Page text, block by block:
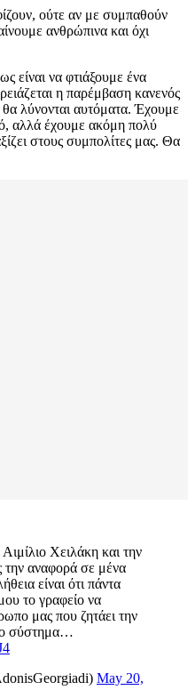
ούτε αν με συμπαθούν
ανθρώπινα και όχι
είναι να φτιάξουμε ένα
η παρέμβαση κανενός
λύνονται αυτόματα. Έχουμε
αλλά έχουμε ακόμη πολύ
στους συμπολίτες μας. Θα
Χειλάκη και την
την αναφορά σε μένα
είναι ότι πάντα
το γραφείο να
μας που ζητάει την
σύστημα…
May 20,